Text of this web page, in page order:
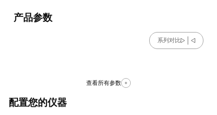
产品参数
系列对比
查看所有参数
配置您的仪器